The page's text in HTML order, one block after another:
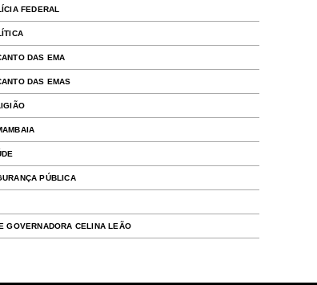
FEDERAL
DAS EMA
DAS EMAS
PÚBLICA
GOVERNADORA CELINA LEÃO